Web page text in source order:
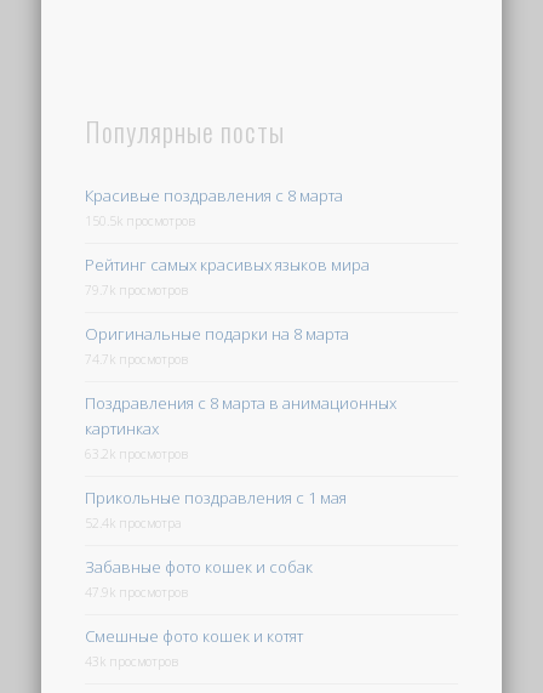
Популярные посты
Красивые поздравления с 8 марта
150.5k просмотров
Рейтинг самых красивых языков мира
79.7k просмотров
Оригинальные подарки на 8 марта
74.7k просмотров
Поздравления с 8 марта в анимационных
картинках
63.2k просмотров
Прикольные поздравления с 1 мая
52.4k просмотра
Забавные фото кошек и собак
47.9k просмотров
Смешные фото кошек и котят
43k просмотров